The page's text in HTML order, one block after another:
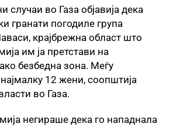
случаи во Газа објавија дека
гранати погодиле група
крајбрежна област што
им ја претстави на
безбедна зона. Меѓу
12 жени, соопштија
во Газа.
негираше дека го нападнала